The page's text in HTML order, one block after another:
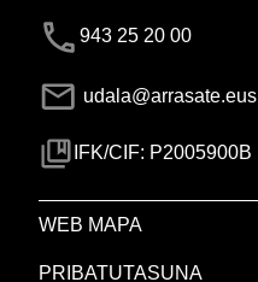
943 25 20 00
udala@arrasate.eus
IFK/CIF: P2005900B
WEB MAPA
PRIBATUTASUNA